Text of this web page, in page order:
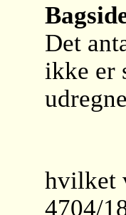
Det
ikke er
hvilket
4704/